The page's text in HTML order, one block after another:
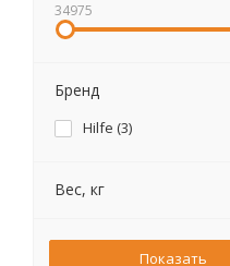
34975
Бренд
Hilfe (3)
Вес, кг